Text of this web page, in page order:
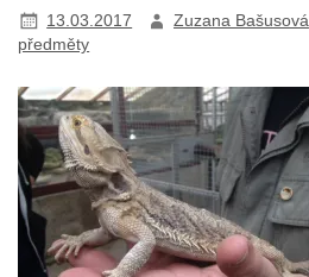
13.03.2017 Zuzana Bašusová
předměty